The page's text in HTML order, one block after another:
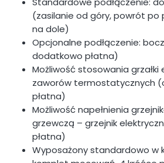
(zasilanie od góry, powrót po
na dole)
Opcjonalne podłączenie:
dodatkowo płatna)
Możliwość stosowania grzałki
zaworów termostatycznych
płatna)
Możliwość napełnienia
grzewczą – grzejnik
płatna)
Wyposażony standardowo w